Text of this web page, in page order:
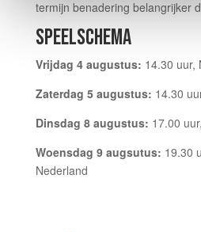
termijn benadering belangrijker
SPEELSCHEMA
Vrijdag 4 augustus: 14.30 uur,
Zaterdag 5 augustus: 14.30
Dinsdag 8 augustus: 17.00
Woensdag 9 augsutus: 19.30
Nederland